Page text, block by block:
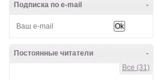
-
Подписка по e-mail
-
Постоянные читатели
Все (31)